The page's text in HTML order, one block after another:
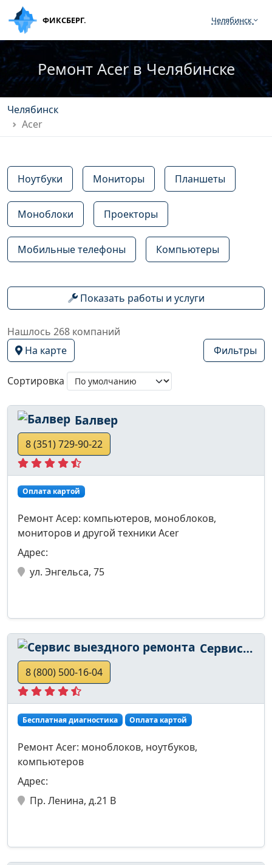
ФИКСБЕРГ. Челябинск
Ремонт Acer в Челябинске
Челябинск
Acer
Ноутбуки Мониторы Планшеты
Моноблоки Проекторы
Мобильные телефоны Компьютеры
Показать работы и услуги
Нашлось 268 компаний
На карте
Фильтры
Сортировка
Балвер
8 (351) 729-90-22
Оплата картой
Ремонт Асер: компьютеров, моноблоков,
мониторов и другой техники Acer
Адрес:
ул. Энгельса, 75
Сервис выездного ремонта
8 (800) 500-16-04
Бесплатная диагностика Оплата картой
Ремонт Acer: моноблоков, ноутбуков,
компьютеров
Адрес:
Пр. Ленина, д.21 В